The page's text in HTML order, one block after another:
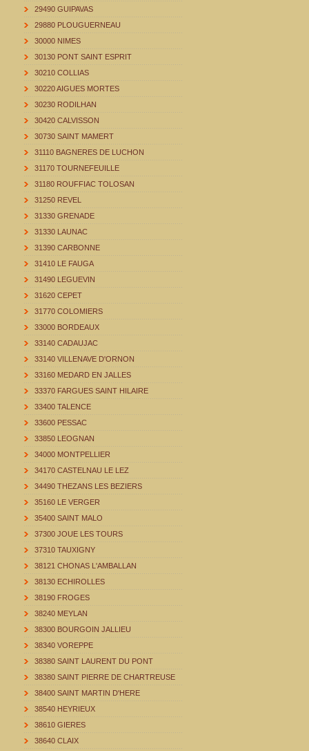
29490 GUIPAVAS
29880 PLOUGUERNEAU
30000 NIMES
30130 PONT SAINT ESPRIT
30210 COLLIAS
30220 AIGUES MORTES
30230 RODILHAN
30420 CALVISSON
30730 SAINT MAMERT
31110 BAGNERES DE LUCHON
31170 TOURNEFEUILLE
31180 ROUFFIAC TOLOSAN
31250 REVEL
31330 GRENADE
31330 LAUNAC
31390 CARBONNE
31410 LE FAUGA
31490 LEGUEVIN
31620 CEPET
31770 COLOMIERS
33000 BORDEAUX
33140 CADAUJAC
33140 VILLENAVE D'ORNON
33160 MEDARD EN JALLES
33370 FARGUES SAINT HILAIRE
33400 TALENCE
33600 PESSAC
33850 LEOGNAN
34000 MONTPELLIER
34170 CASTELNAU LE LEZ
34490 THEZANS LES BEZIERS
35160 LE VERGER
35400 SAINT MALO
37300 JOUE LES TOURS
37310 TAUXIGNY
38121 CHONAS L'AMBALLAN
38130 ECHIROLLES
38190 FROGES
38240 MEYLAN
38300 BOURGOIN JALLIEU
38340 VOREPPE
38380 SAINT LAURENT DU PONT
38380 SAINT PIERRE DE CHARTREUSE
38400 SAINT MARTIN D'HERE
38540 HEYRIEUX
38610 GIERES
38640 CLAIX